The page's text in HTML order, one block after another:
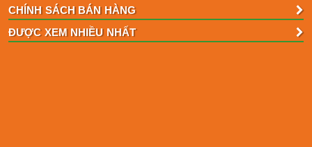
CHÍNH SÁCH BÁN HÀNG
ĐƯỢC XEM NHIỀU NHẤT